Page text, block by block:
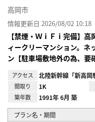
高岡市
情報更新日 2026/08/02 10:18
【禁煙・ＷｉＦｉ完備】
ィークリーマンション。ネ
ン【駐車場敷地外の為、要
アクセス 北陸新幹線「新高岡
間取り 1K
築年数 1991年 6月 築
プラン名・期間